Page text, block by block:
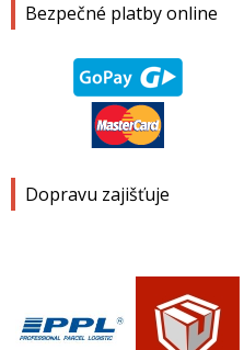
Bezpečné platby online
Dopravu zajišťuje